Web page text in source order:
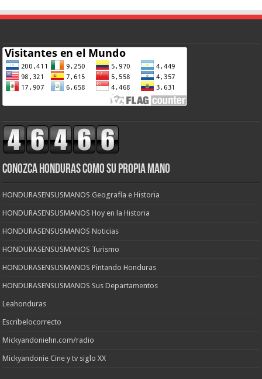
CONOZCA HONDURAS COMO SU PROPIA MANO
HONDURASENSUSMANOS Geografía e Historia
HONDURASENSUSMANOS Hoy en la Historia
HONDURASENSUSMANOS Noticias
HONDURASENSUSMANOS Turismo
HONDURASENSUSMANOS Pintando Honduras
HONDURASENSUSMANOS Sus Departamentos
Leahonduras
Escribelocorrecto
Mickyandoniehn.com/radio
Mickyandonie Cine y tv siglo XX